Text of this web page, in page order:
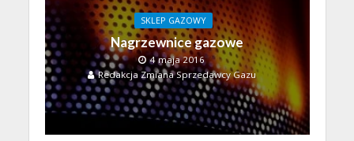
SKLEP GAZOWY
Nagrzewnice gazowe
4 maja 2016
Redakcja Zmiana Sprzedawcy Gazu